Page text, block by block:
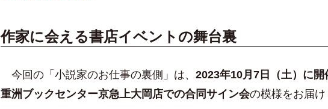
作家に会える書店イベントの舞台裏
今回の「小説家のお仕事の裏側」は、 2023年10月7日（土）に開
重洲ブックセンター京急上大岡店での合同サイン会の模様をお届